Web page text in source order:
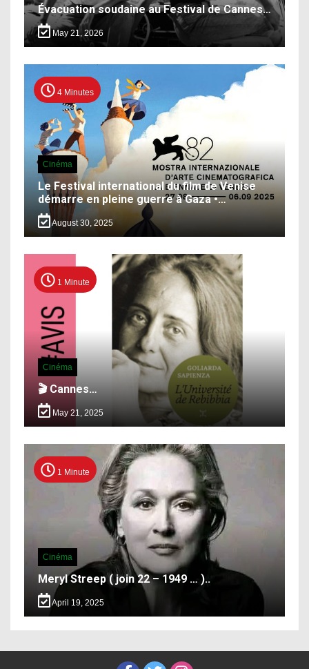
Évacuation soudaine au Festival de Cannes…
May 21, 2026
4 Minutes
Cinéma
Le Festival international du film de Venise
démarre en pleine guerre à Gaza •…
August 30, 2025
1 Minute
Cinéma
🎬 Cannes…
May 21, 2025
1 Minute
Cinéma
Meryl Streep ( join 22 – 1949 … )..
April 19, 2025